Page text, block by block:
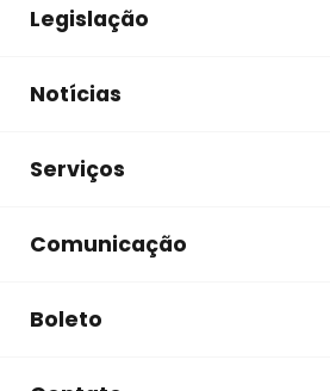
Legislação
Notícias
Serviços
Comunicação
Boleto